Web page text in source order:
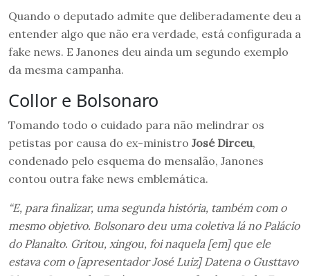
Quando o deputado admite que deliberadamente deu a
entender algo que não era verdade, está configurada a
fake news. E Janones deu ainda um segundo exemplo
da mesma campanha.
Collor e Bolsonaro
Tomando todo o cuidado para não melindrar os
petistas por causa do ex-ministro José Dirceu,
condenado pelo esquema do mensalão, Janones
contou outra fake news emblemática.
“E, para finalizar, uma segunda história, também com o
mesmo objetivo. Bolsonaro deu uma coletiva lá no Palácio
do Planalto. Gritou, xingou, foi naquela [em] que ele
estava com o [apresentador José Luiz] Datena o Gusttavo